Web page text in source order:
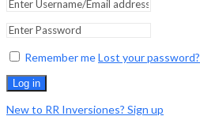
Remember meLost your password?
Log in
New to RR Inversiones? Sign up